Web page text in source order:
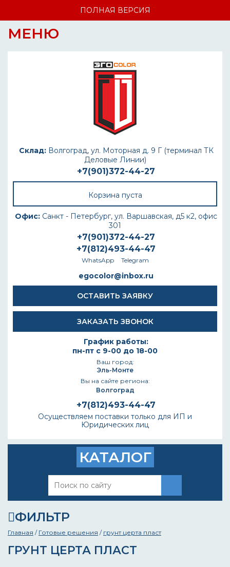
ПОЛНАЯ ВЕРСИЯ
МЕНЮ
Склад:Волгоград, ул. Моторная д. 9 Г (терминал ТК
Деловые Линии)
+7(901)372-44-27
Корзина пуста
Офис: Санкт - Петербург, ул. Варшавская, д5 к2, офис
301
+7(901)372-44-27
+7(812)493-44-47
WhatsApp Telegram
egocolor@inbox.ru
ОСТАВИТЬ ЗАЯВКУ
ЗАКАЗАТЬ ЗВОНОК
График работы:
пн-пт с 9-00 до 18-00
Ваш город:
Эль-Монте
Вы на сайте региона:
Волгоград
+7(812)493-44-47
Осуществляем поставки только для ИП и
Юридических лиц
КАТАЛОГ
ФИЛЬТР
Главная / Готовые решения / грунт церта пласт
ГРУНТ ЦЕРТА ПЛАСТ